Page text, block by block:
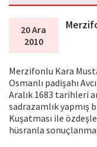
20 Ara
2010
Merzifonlu Kara
Osmanlı padişahı
Aralık 1683 tarihleri
sadrazamlık yapmış
Kuşatması ile
hüsranla